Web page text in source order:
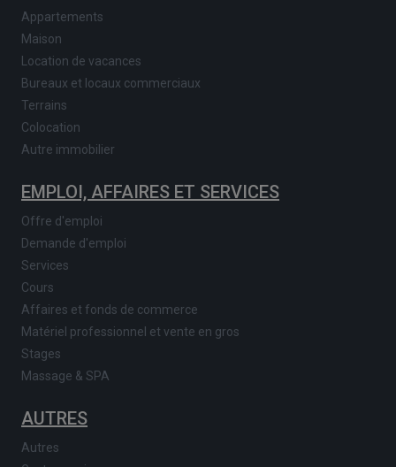
Appartements
Maison
Location de vacances
Bureaux et locaux commerciaux
Terrains
Colocation
Autre immobilier
EMPLOI, AFFAIRES ET SERVICES
Offre d'emploi
Demande d'emploi
Services
Cours
Affaires et fonds de commerce
Matériel professionnel et vente en gros
Stages
Massage & SPA
AUTRES
Autres